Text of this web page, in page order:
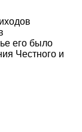
его было
Честного и